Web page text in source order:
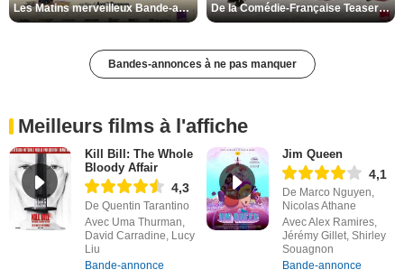
Les Matins merveilleux Bande-annonce VF De la Comédie-Française Teaser VF
Bandes-annonces à ne pas manquer
Meilleurs films à l'affiche
Kill Bill: The Whole
Bloody Affair
4,3
De Quentin Tarantino
Avec Uma Thurman,
David Carradine, Lucy
Liu
Bande-annonce
Jim Queen
4,1
De Marco Nguyen,
Nicolas Athane
Avec Alex Ramires,
Jérémy Gillet, Shirley
Souagnon
Bande-annonce